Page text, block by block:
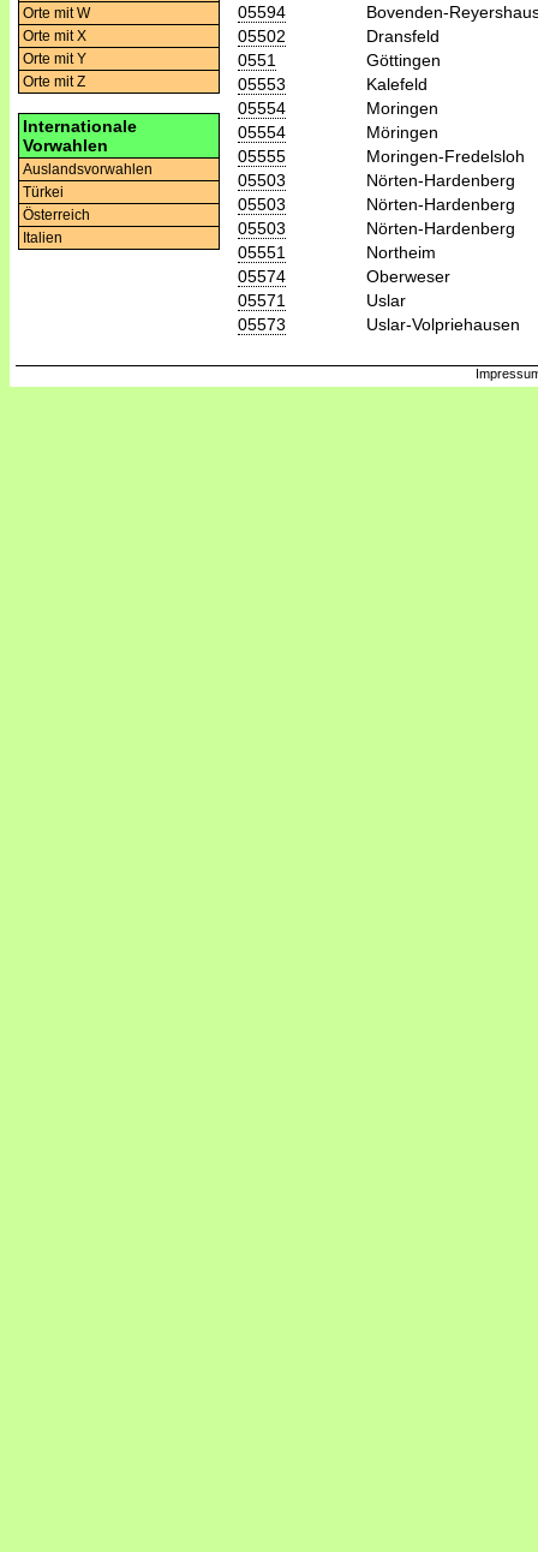
Orte mit W
Orte mit X
Orte mit Y
Orte mit Z
Internationale
Vorwahlen
Auslandsvorwahlen
Türkei
Österreich
Italien
05594
Bovenden-
05502
Dransfeld
0551
Göttingen
05553
Kalefeld
05554
Moringen
05554
Möringen
05555
Moringen-Fredelsloh
05503
Nörten-Hardenberg
05503
Nörten-Hardenberg
05503
Nörten-Hardenberg
05551
Northeim
05574
Oberweser
05571
Uslar
05573
Uslar-Volpriehausen